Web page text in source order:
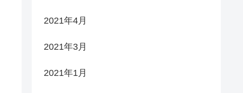
2021年4月
2021年3月
2021年1月